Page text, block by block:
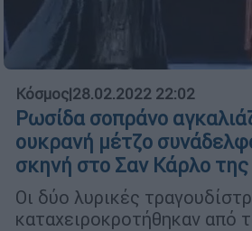
Κόσμος|28.02.2022 22:02
Ρωσίδα σοπράνο
ουκρανή μέτζο
σκηνή στο Σαν Κάρλο
Οι δύο λυρικές
καταχειροκροτήθηκαν από